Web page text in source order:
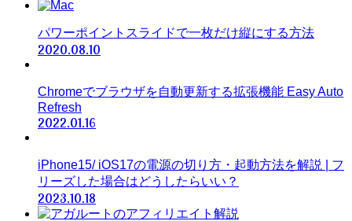
パワーポイントスライドで一枚だけ縦にする方法
2020.08.10
Chromeでブラウザを自動更新する拡張機能 Easy Auto
Refresh
2022.01.16
iPhone15/ iOS17の電源の切り方・起動方法を解説 | フ
リーズした場合はどうしたらいい？
2023.10.18